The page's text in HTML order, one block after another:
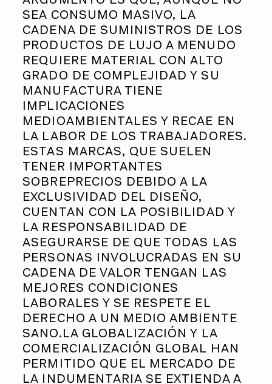
SEA CONSUMO MASIVO, LA
CADENA DE SUMINISTROS DE LOS
PRODUCTOS DE LUJO A MENUDO
REQUIERE MATERIAL CON ALTO
GRADO DE COMPLEJIDAD Y SU
MANUFACTURA TIENE
IMPLICACIONES
MEDIOAMBIENTALES Y RECAE EN
LA LABOR DE LOS TRABAJADORES.
ESTAS MARCAS, QUE SUELEN
TENER IMPORTANTES
SOBREPRECIOS DEBIDO A LA
EXCLUSIVIDAD DEL DISEÑO,
CUENTAN CON LA POSIBILIDAD Y
LA RESPONSABILIDAD DE
ASEGURARSE DE QUE TODAS LAS
PERSONAS INVOLUCRADAS EN SU
CADENA DE VALOR TENGAN LAS
MEJORES CONDICIONES
LABORALES Y SE RESPETE EL
DERECHO A UN MEDIO AMBIENTE
SANO.LA GLOBALIZACIÓN Y LA
COMERCIALIZACIÓN GLOBAL HAN
PERMITIDO QUE EL MERCADO DE
LA INDUMENTARIA SE EXTIENDA A